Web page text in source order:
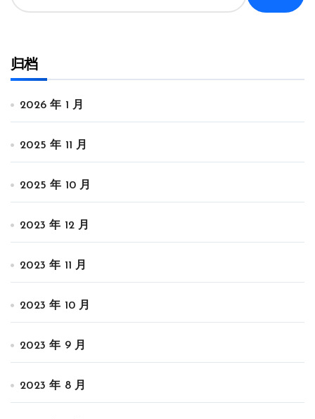
归档
2026 年 1 月
2025 年 11 月
2025 年 10 月
2023 年 12 月
2023 年 11 月
2023 年 10 月
2023 年 9 月
2023 年 8 月